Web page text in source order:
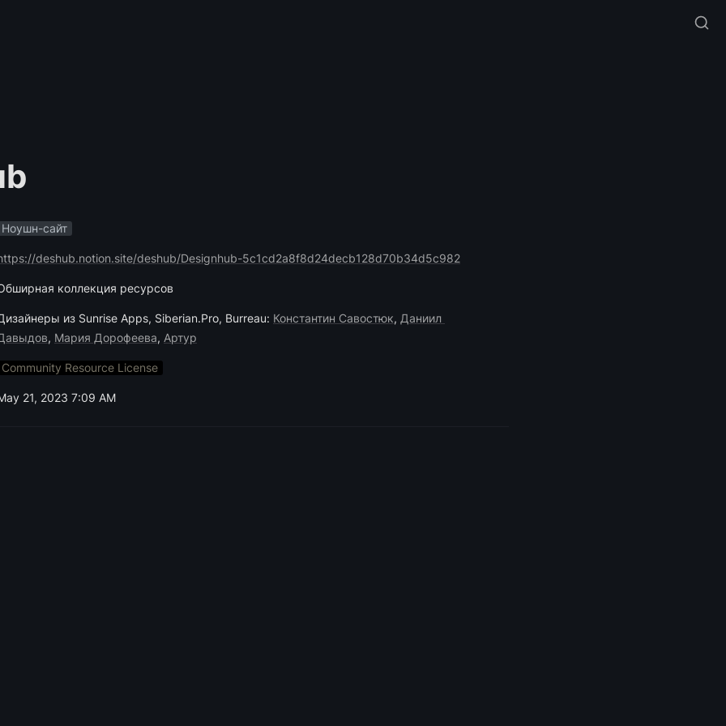
Ноушн-сайт
deshub.notion.site/deshub/Designhub-5c1cd2a8f8d24decb128d70b34d5c982
коллекция ресурсов
из Sunrise Аpps, Siberian.Pro, Burreau: Константин Савостюк, Даниил
, Мария Дорофеева, Артур
Community Resource License
21, 2023 7:09 AM